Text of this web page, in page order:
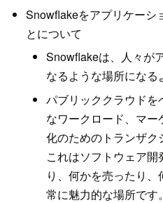
Snowflakeをアプリケーシ
とについて
Snowflakeは、人々が
なるような場所になる
パブリッククラウド
なワークロード、マ
化のためのトランザク
これはソフトウェア
り、何かを売ったり
常に魅力的な場所で